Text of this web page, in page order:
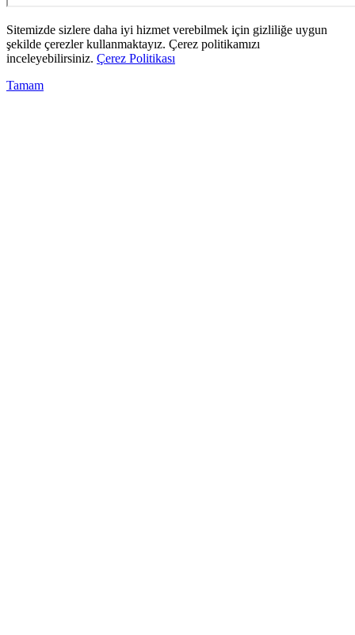
Sitemizde sizlere daha iyi hizmet verebilmek için gizliliğe uygun
şekilde çerezler kullanmaktayız. Çerez politikamızı
inceleyebilirsiniz. Çerez Politikası
Tamam